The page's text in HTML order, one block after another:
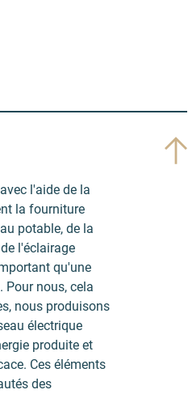
l'aide de la
la fourniture
potable, de la
l'éclairage
qu'une
nous, cela
nous produisons
électrique
produite et
Ces éléments
des